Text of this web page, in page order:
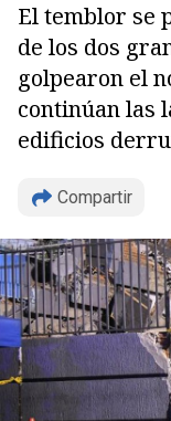
El temblor se
de los dos
golpearon el
continúan las
edificios
Compartir
Copiar